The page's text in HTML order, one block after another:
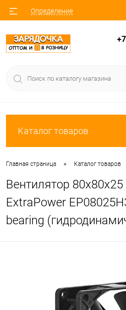
Определение
Каталог товаров
Главная страница • Каталог товаров
Вентилятор
ExtraPower
bearing